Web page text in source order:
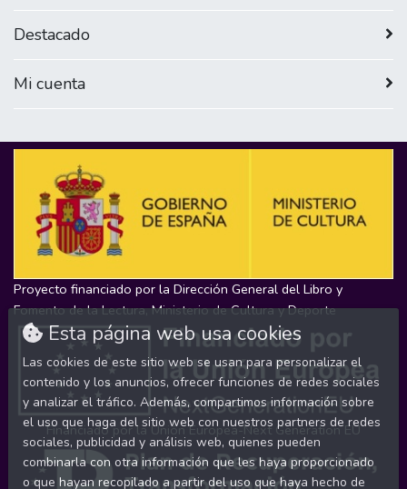
Destacado
Mi cuenta
Proyecto financiado por la Dirección General del Libro y
Fomento de la Lectura, Ministerio de Cultura y Deporte
Financiado por la Unión Europea-Next Generation EU
Esta página web usa cookies
Las cookies de este sitio web se usan para personalizar el
contenido y los anuncios, ofrecer funciones de redes sociales
y analizar el tráfico. Además, compartimos información sobre
el uso que haga del sitio web con nuestros partners de redes
sociales, publicidad y análisis web, quienes pueden
combinarla con otra información que les haya proporcionado
o que hayan recopilado a partir del uso que haya hecho de